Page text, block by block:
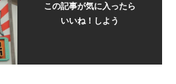
この記事が気に入ったら
いいね！しよう